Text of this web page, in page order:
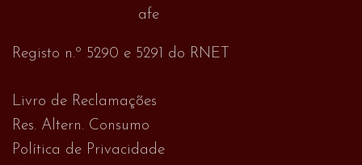
Registo n.º 5290 e 5291 do RNET
Livro de Reclamações
Res. Altern. Consumo
Política de Privacidade